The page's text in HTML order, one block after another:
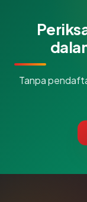
Tanpa